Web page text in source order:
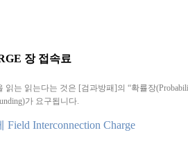
장 접속료
읽는 읽는다는 것은 [검과방패]의 “확률장
가 요구됩니다.
Interconnection Charge